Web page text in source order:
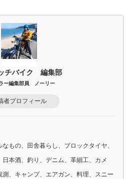
チバイク 編集部
ー編集部員 ノーリー
者プロフィール
もの、田舎暮らし、ブロックタイヤ、
本酒、釣り、デニム、革細工、カメ
、キャンプ、エアガン、料理、スニー